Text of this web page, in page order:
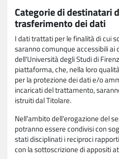
Categorie di destinatari
trasferimento dei dati
I dati trattati per le finalità di cui
saranno comunque accessibili
dell'Università degli Studi di
piattaforma, che, nella loro
per la protezione dei dati e/o
incaricati del trattamento,
istruiti dal Titolare.
Nell'ambito dell'erogazione del
potranno essere condivisi con
stati disciplinati i reciproci
con la sottoscrizione di appositi